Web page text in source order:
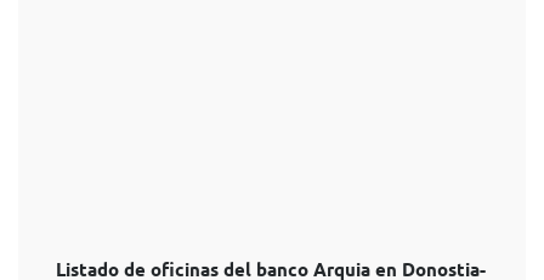
Listado de oficinas del banco Arquia en Donostia-